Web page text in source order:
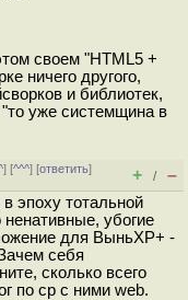
своем "HTML5 +
ничего другого,
и библиотек,
"то уже системщина в
] [^^^] [ответить]
+ / –
эпоху тотальной
ненативные, убогие
для ВыньXP+ -
себя
сколько всего
по ср с ними web.